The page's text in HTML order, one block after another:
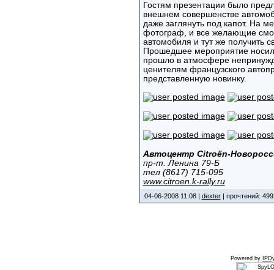
Гостям презентации было
внешнем совершенстве
даже заглянуть под капот. На
фотограф, и все желающие
автомобиля и тут же получить
Прошедшее мероприятие
прошло в атмосфере
ценителям французского
представленную новинку.
Автоцентр Citroёn-
пр-т. Ленина 79-Б
тел (8617) 715-095
www.citroen.k-rally.ru
04-06-2008 11:08 | dexter| прочтений:
Powered by